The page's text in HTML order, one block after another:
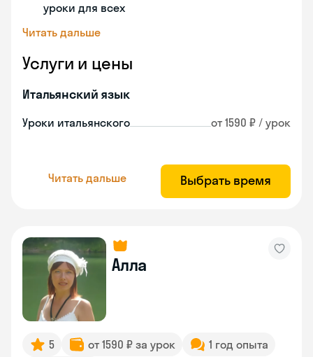
уроки для всех
Читать дальше
Услуги и цены
Итальянский язык
Уроки итальянского от 1590 ₽ / урок
Читать дальше Выбрать время
Алла
5 от 1590 ₽ за урок
1 год опыта